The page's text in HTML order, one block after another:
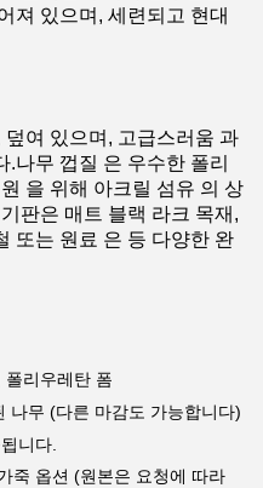
져 있으며, 세련되고 현대
여 있으며, 고급스러움 과
나무 껍질 은 우수한 폴리
을 위해 아크릴 섬유 의 상
판은 매트 블랙 라크 목재,
또는 원료 은 등 다양한 완
폴리우레탄 폼
나무 (다른 마감도 가능합니다)
니다.
죽 옵션 (원본은 요청에 따라